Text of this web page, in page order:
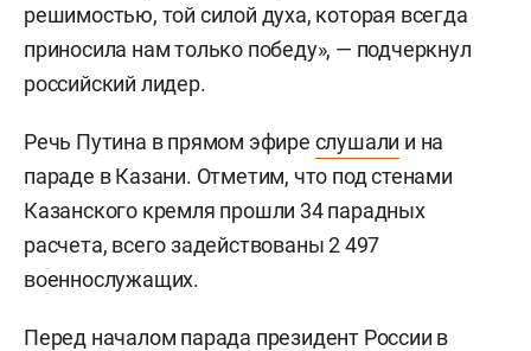
решимостью, той силой духа, которая всегда
приносила нам только победу», — подчеркнул
российский лидер.
Речь Путина в прямом эфире слушали и на
параде в Казани. Отметим, что под стенами
Казанского кремля прошли 34 парадных
расчета, всего задействованы 2 497
военнослужащих.
Перед началом парада президент России в